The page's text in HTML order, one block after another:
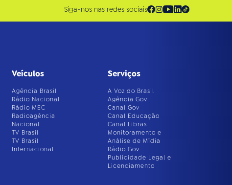
Siga-nos nas redes sociais
Veículos
Agência Brasil
Rádio Nacional
Rádio MEC
Radioagência
Nacional
TV Brasil
TV Brasil
Internacional
Serviços
A Voz do Brasil
Agência Gov
Canal Gov
Canal Educação
Canal Libras
Monitoramento e
Análise de Mídia
Rádio Gov
Publicidade Legal e
Licenciamento